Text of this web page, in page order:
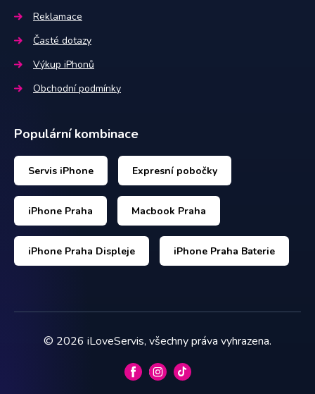
Reklamace
Časté dotazy
Výkup iPhonů
Obchodní podmínky
Populární kombinace
Servis iPhone Expresní pobočky
iPhone Praha Macbook Praha
iPhone Praha Displeje iPhone Praha Baterie
© 2026 iLoveServis, všechny práva vyhrazena.